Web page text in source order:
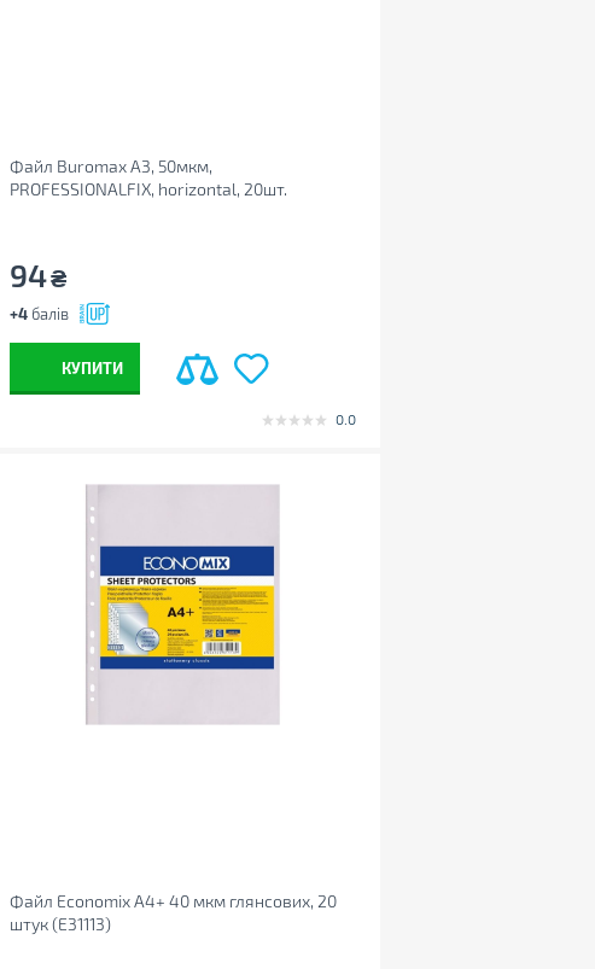
Файл Buromax А3, 50мкм,
PROFESSIONALFIX, horizontal, 20шт.
94₴
+4 балів
КУПИТИ
0.0
Файл Economix А4+ 40 мкм глянсових, 20
штук (E31113)